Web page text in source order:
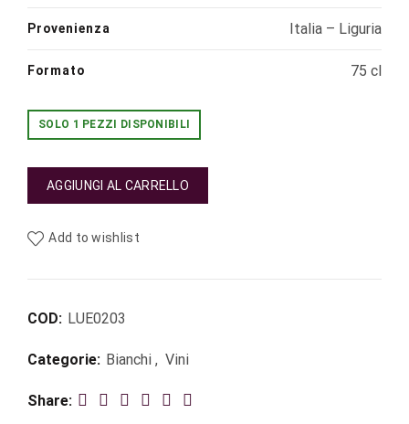
Provenienza Italia – Liguria
Formato 75 cl
SOLO 1 PEZZI DISPONIBILI
AGGIUNGI AL CARRELLO
Add to wishlist
COD: LUE0203
Categorie: Bianchi , Vini
Share